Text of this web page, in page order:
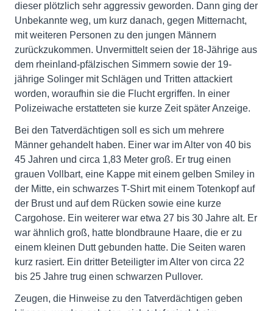
dieser plötzlich sehr aggressiv geworden. Dann ging der
Unbekannte weg, um kurz danach, gegen Mitternacht,
mit weiteren Personen zu den jungen Männern
zurückzukommen. Unvermittelt seien der 18-Jährige aus
dem rheinland-pfälzischen Simmern sowie der 19-
jährige Solinger mit Schlägen und Tritten attackiert
worden, woraufhin sie die Flucht ergriffen. In einer
Polizeiwache erstatteten sie kurze Zeit später Anzeige.
Bei den Tatverdächtigen soll es sich um mehrere
Männer gehandelt haben. Einer war im Alter von 40 bis
45 Jahren und circa 1,83 Meter groß. Er trug einen
grauen Vollbart, eine Kappe mit einem gelben Smiley in
der Mitte, ein schwarzes T-Shirt mit einem Totenkopf auf
der Brust und auf dem Rücken sowie eine kurze
Cargohose. Ein weiterer war etwa 27 bis 30 Jahre alt. Er
war ähnlich groß, hatte blondbraune Haare, die er zu
einem kleinen Dutt gebunden hatte. Die Seiten waren
kurz rasiert. Ein dritter Beteiligter im Alter von circa 22
bis 25 Jahre trug einen schwarzen Pullover.
Zeugen, die Hinweise zu den Tatverdächtigen geben